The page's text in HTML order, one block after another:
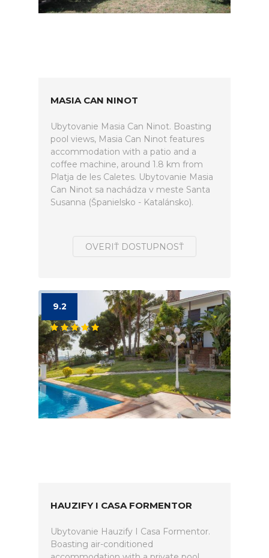
MASIA CAN NINOT
Ubytovanie Masia Can Ninot. Boasting
pool views, Masia Can Ninot features
accommodation with a patio and a
coffee machine, around 1.8 km from
Platja de les Caletes. Ubytovanie Masia
Can Ninot sa nachádza v meste Santa
Susanna (Španielsko - Katalánsko).
OVERIŤ DOSTUPNOSŤ
9.2
HAUZIFY I CASA FORMENTOR
Ubytovanie Hauzify I Casa Formentor.
Boasting air-conditioned